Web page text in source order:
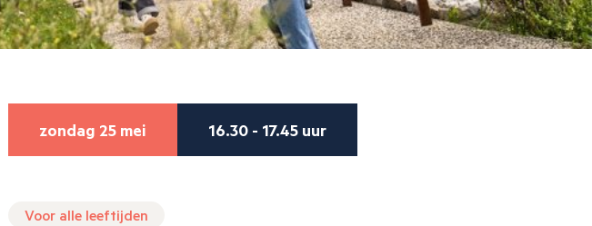
zondag 25 mei 16.30 - 17.45 uur
Voor alle leeftijden